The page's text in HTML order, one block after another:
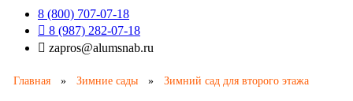
8 (800) 707-07-18
8 (987) 282-07-18
zapros@alumsnab.ru
Главная » Зимние сады » Зимний сад для второго этажа